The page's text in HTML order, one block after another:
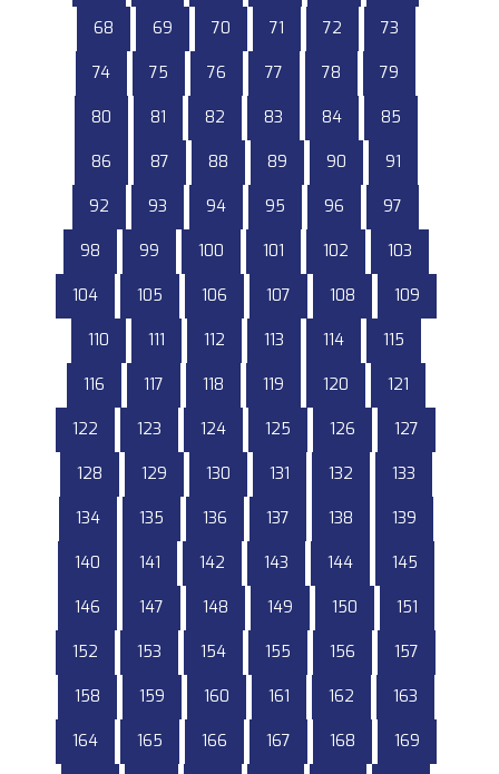
68 69 70 71 72 73
74 75 76 77 78 79
80 81 82 83 84 85
86 87 88 89 90 91
92 93 94 95 96 97
98 99 100 101 102 103
104 105 106 107 108 109
110 111 112 113 114 115
116 117 118 119 120 121
122 123 124 125 126 127
128 129 130 131 132 133
134 135 136 137 138 139
140 141 142 143 144 145
146 147 148 149 150 151
152 153 154 155 156 157
158 159 160 161 162 163
164 165 166 167 168 169